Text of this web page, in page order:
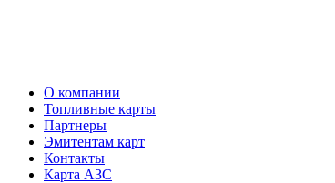
О компании
Топливные карты
Партнеры
Эмитентам карт
Контакты
Карта АЗС